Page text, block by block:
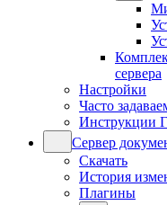
сервера
Настройки
Часто
Инструкции
Сервер
Скачать
История
Плагины